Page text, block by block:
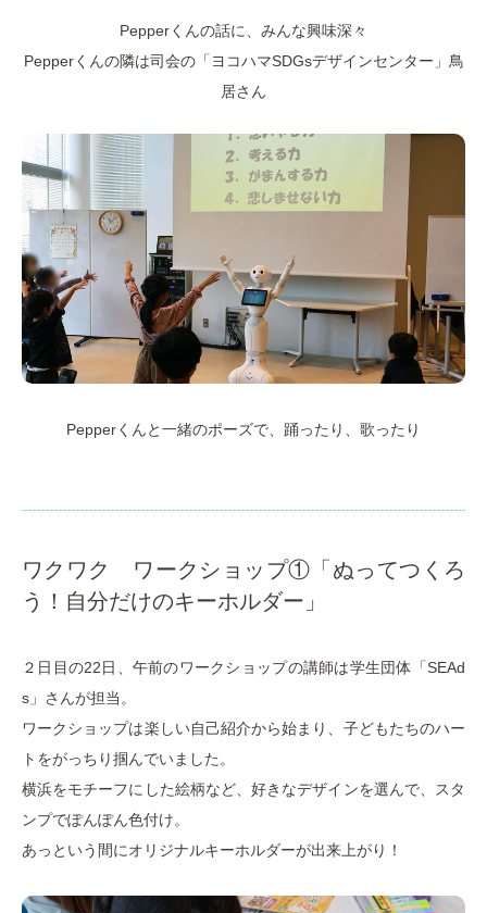
Pepperくんの話に、みんな興味深々
Pepperくんの隣は司会の「ヨコハマSDGsデザインセンター」鳥
居さん
Pepperくんと一緒のポーズで、踊ったり、歌ったり
ワクワク ワークショップ①「ぬってつくろ
う！自分だけのキーホルダー」
２日目の22日、午前のワークショップの講師は学生団体「SEAd
s」さんが担当。
ワークショップは楽しい自己紹介から始まり、子どもたちのハー
トをがっちり掴んでいました。
横浜をモチーフにした絵柄など、好きなデザインを選んで、スタ
ンプでぽんぽん色付け。
あっという間にオリジナルキーホルダーが出来上がり！